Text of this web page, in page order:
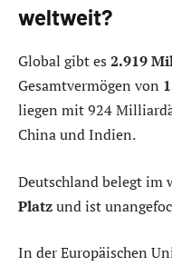
weltweit?
Global gibt es 2.919
Gesamtvermögen von
liegen mit 924
China und Indien.
Deutschland belegt
Platzund ist
In der Europäischen